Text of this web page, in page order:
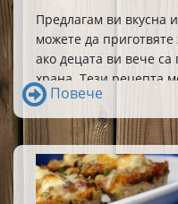
Предлагам ви вкусна
можете да
ако децата ви вече
храна. Тези рецепта
вкусна вечеря или да
специални случаи. Не
количества и
може да бъде
„на око“ и според
гладниците.
Повече